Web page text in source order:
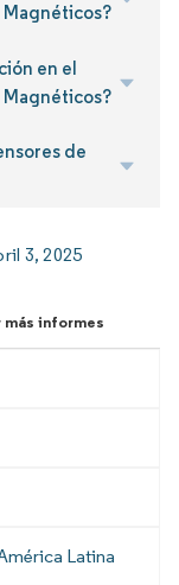
Magnéticos?
en el
Magnéticos?
de
3, 2025
más informes
Latina